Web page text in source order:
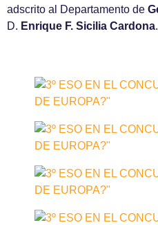
adscrito al Departamento de
D. Enrique F. Sicilia Cardona.